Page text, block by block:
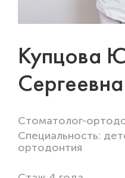
Купцова
Сергеевна
Стоматолог-
Специальность:
ортодонтия